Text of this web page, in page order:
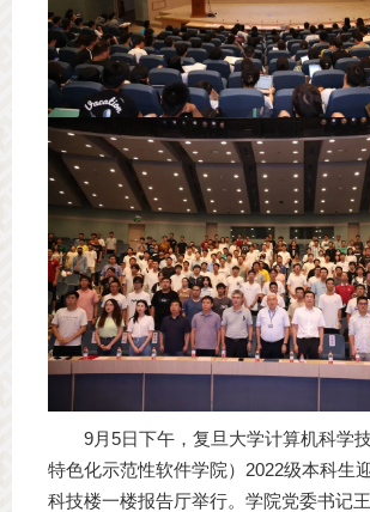
9月5日下午，复旦大学计算机科学
特色化示范性软件学院）2022级本科生
科技楼一楼报告厅举行。学院党委书记